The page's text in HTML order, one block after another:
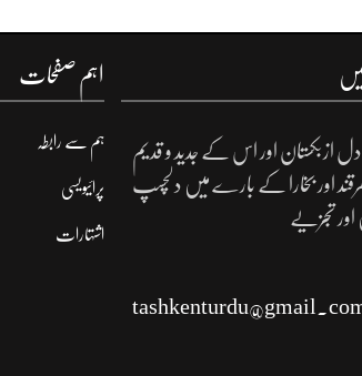
ازبکستان اور اس کے جدید و قدیم
اور بخارا کے بارے میں دلچسپ
اور تجزیے
اہم صفحات
ہم سے رابطہ
پرائیویسی
اشتہارات